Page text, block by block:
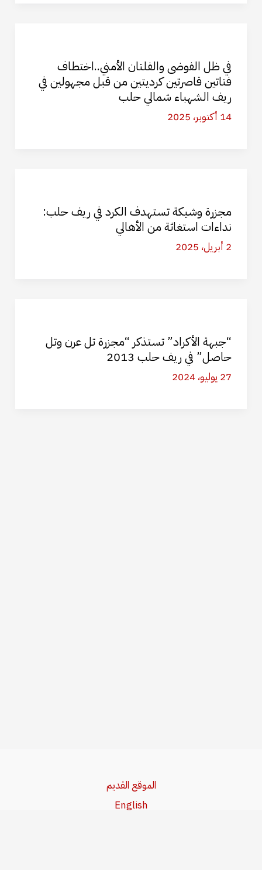
في ظل الفوضى والفلتان الأمني..اختطاف
فتاتين قاصرتين كرديتين من قبل مجهولين في
ريف الشهباء شمالي حلب
14 أكتوبر، 2025
مجزرة وشيكة تستهدف الكرد في ريف حلب:
نداءات استغاثة من الأهالي
2 أبريل، 2025
“جبهة الأكراد” تستذكر “مجزرة تل عرن وتل
حاصل” في ريف حلب 2013
27 يوليو، 2024
الموقع القديم
English